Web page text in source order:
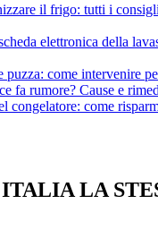
il frigo: tutti i
elettronica della
puzza: come intervenire
fa rumore? Cause e
congelatore: come
LA